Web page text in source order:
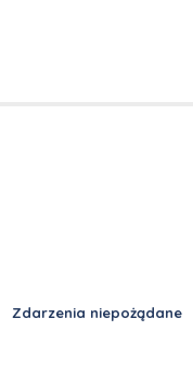
Zdarzenia niepożądane